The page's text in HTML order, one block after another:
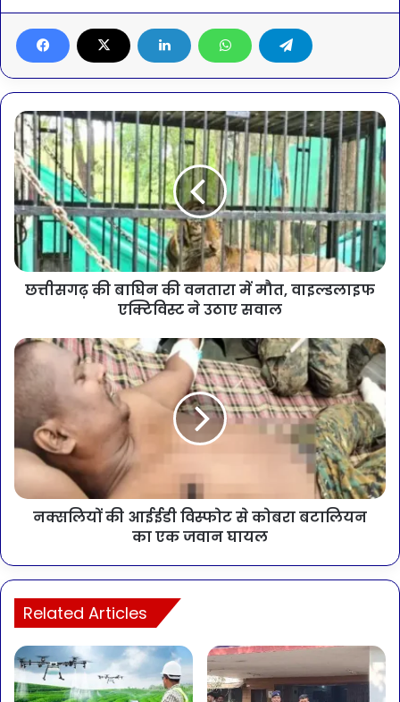
छत्तीसगढ़ की बाघिन की वनतारा में मौत, वाइल्डलाइफ
एक्टिविस्ट ने उठाए सवाल
नक्सलियों की आईईडी विस्फोट से कोबरा बटालियन
का एक जवान घायल
Related Articles